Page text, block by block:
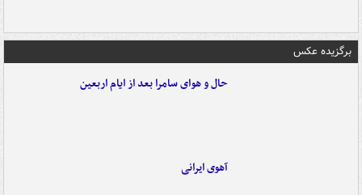
برگزیده عکس
حال و هوای سامرا بعد از ایام اربعین
آهوی ایرانی